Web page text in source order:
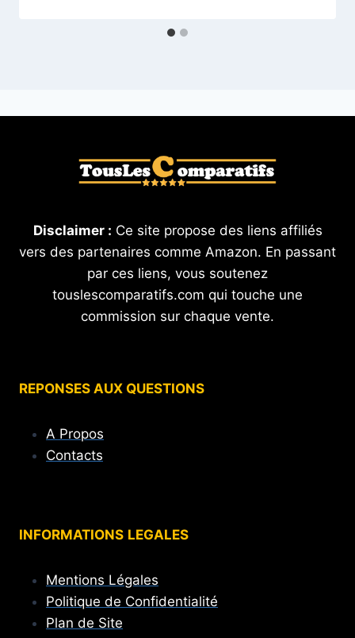
Disclaimer : Ce site propose des liens affiliés
vers des partenaires comme Amazon. En passant
par ces liens, vous soutenez
touslescomparatifs.com qui touche une
commission sur chaque vente.
REPONSES AUX QUESTIONS
A Propos
Contacts
INFORMATIONS LEGALES
Mentions Légales
Politique de Confidentialité
Plan de Site